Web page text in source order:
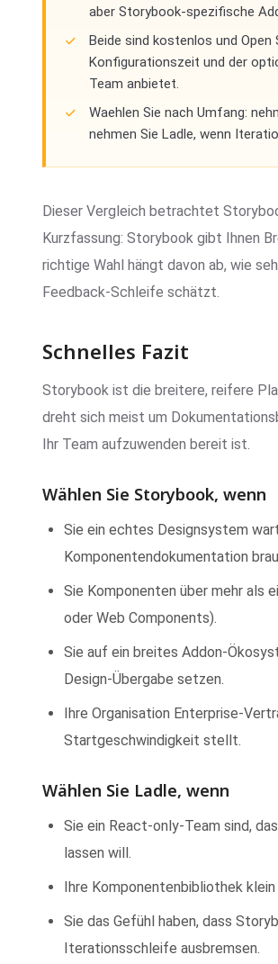
aber Storybook-spezifische
Beide sind kostenlos und
Konfigurationszeit und der
Team anbietet.
Waehlen Sie nach Umfang:
nehmen Sie Ladle, wenn
Dieser Vergleich betrachtet
Kurzfassung: Storybook gibt Ihnen
richtige Wahl hängt davon ab, wie
Feedback-Schleife schätzt.
Schnelles Fazit
Storybook ist die breitere, reifere
dreht sich meist um
Ihr Team aufzuwenden bereit ist.
Wählen Sie Storybook, wenn
Sie ein echtes Designsystem
Komponentendokumentation
Sie Komponenten über mehr als
oder Web Components).
Sie auf ein breites Addon-
Design-Übergabe setzen.
Ihre Organisation Enterprise-
Startgeschwindigkeit stellt.
Wählen Sie Ladle, wenn
Sie ein React-only-Team sind,
lassen will.
Ihre Komponentenbibliothek
Sie das Gefühl haben, dass
Iterationsschleife ausbremsen.